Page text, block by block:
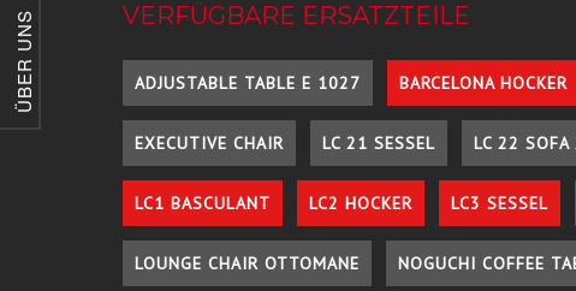
ÜBER UNS VERFÜGBARE ERSATZTEILE
ADJUSTABLE TABLE E 1027 BARCELONA HOCKER
EXECUTIVE CHAIR LC 21 SESSEL LC 22
LC1 BASCULANT LC2 HOCKER LC3 SESSEL
LOUNGE CHAIR OTTOMANE NOGUCHI COFFEE